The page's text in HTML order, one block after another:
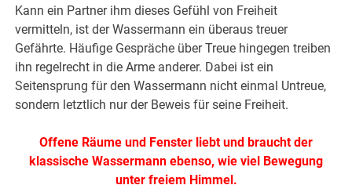
Kann ein Partner ihm dieses Gefühl von Freiheit
vermitteln, ist der Wassermann ein überaus treuer
Gefährte. Häufige Gespräche über Treue hingegen treiben
ihn regelrecht in die Arme anderer. Dabei ist ein
Seitensprung für den Wassermann nicht einmal Untreue,
sondern letztlich nur der Beweis für seine Freiheit.
Offene Räume und Fenster liebt und braucht der
klassische Wassermann ebenso, wie viel Bewegung
unter freiem Himmel.